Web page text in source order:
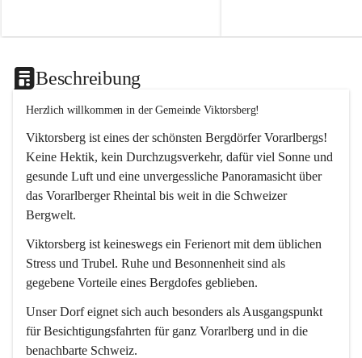
Beschreibung
Herzlich willkommen in der Gemeinde Viktorsberg!
Viktorsberg ist eines der schönsten Bergdörfer Vorarlbergs!
Keine Hektik, kein Durchzugsverkehr, dafür viel Sonne und
gesunde Luft und eine unvergessliche Panoramasicht über
das Vorarlberger Rheintal bis weit in die Schweizer
Bergwelt.
Viktorsberg ist keineswegs ein Ferienort mit dem üblichen
Stress und Trubel. Ruhe und Besonnenheit sind als
gegebene Vorteile eines Bergdofes geblieben.
Unser Dorf eignet sich auch besonders als Ausgangspunkt
für Besichtigungsfahrten für ganz Vorarlberg und in die
benachbarte Schweiz.